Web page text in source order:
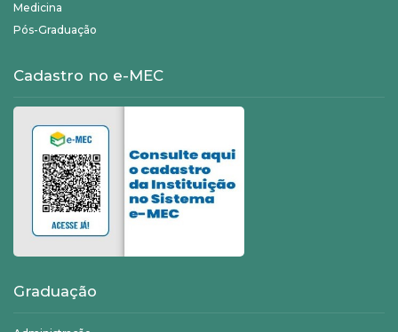
Medicina
Pós-Graduação
Cadastro no e-MEC
Graduação